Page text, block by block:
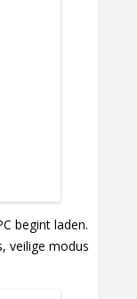
begint laden.
veilige modus